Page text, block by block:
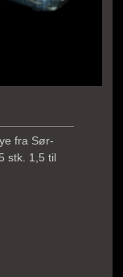
fra Sør-
stk. 1,5 til